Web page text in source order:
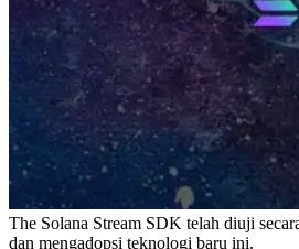
The Solana Stream SDK telah diuji
dan mengadopsi teknologi baru ini.